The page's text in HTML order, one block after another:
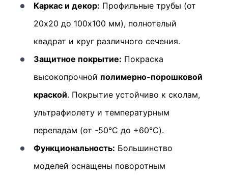
Каркас и декор: Профильные трубы (от
20х20 до 100х100 мм), полнотелый
квадрат и круг различного сечения.
Защитное покрытие: Покраска
высокопрочной полимерно-порошковой
краской. Покрытие устойчиво к сколам,
ультрафиолету и температурным
перепадам (от -50°C до +60°C).
Функциональность: Большинство
моделей оснащены поворотным